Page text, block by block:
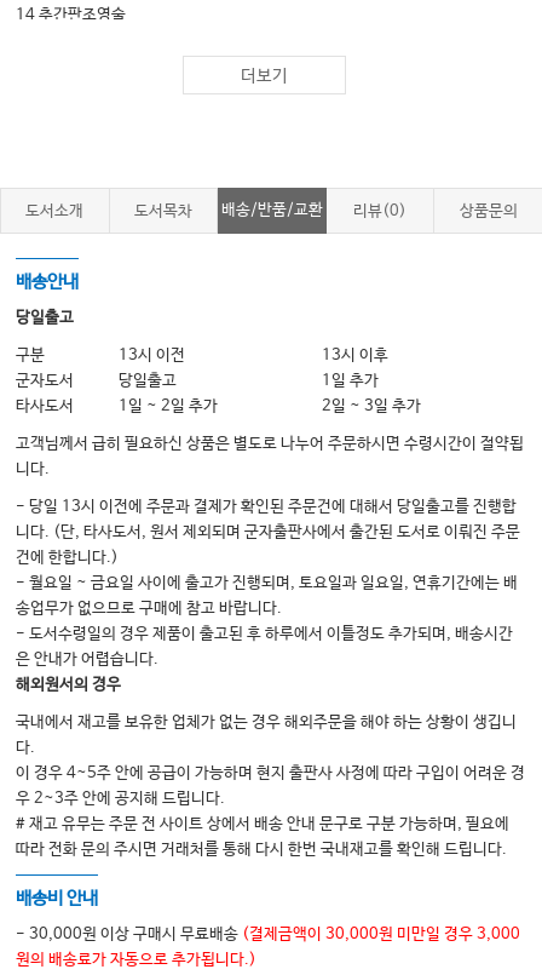
14 추간판조영술
Part 3. 척추통증의 고급 시술
17 경피적 척추성형술과 척추후굴풍선 복원술
19 내시경수술
Part 4. 초음파 유도 척추치료
20 초음파를 이용한 척추치료의 개론
22 흉추의 초음파 검사 및 초음파 유도하 주사 치료
23 요추의 초음파 검사 및 초음파 유도하 주사 치료
24 천추의 초음파 검사 및 초음파 유도하 주사 치료
Part 5. 증식치료
25 증식치료의 개론
26 경추부의 증식치료
27 요추부의 증식치료
Part 6. 충격파 치료
28 체외충격파 치료의 개론
29 척추 체외충격파 치료의 실제
Part 7. 도수치료
더보기
도서소개 도서목차 배송/반품/교환 리뷰(0) 상품문의
배송안내
당일출고
구분 13시 이전
13시 이후
군자도서
당일출고
1일 추가
타사도서
1일 ~ 2일 추가 2일 ~ 3일 추가
고객님께서 급히 필요하신 상품은 별도로 나누어 주문하시면 수령시간이 절약됩
니다.
- 당일 13시 이전에 주문과 결제가 확인된 주문건에 대해서 당일출고를 진행합
니다. (단, 타사도서, 원서 제외되며 군자출판사에서 출간된 도서로 이뤄진 주문
건에 한합니다.)
- 월요일 ~ 금요일 사이에 출고가 진행되며, 토요일과 일요일, 연휴기간에는 배
송업무가 없으므로 구매에 참고 바랍니다.
- 도서수령일의 경우 제품이 출고된 후 하루에서 이틀정도 추가되며, 배송시간
은 안내가 어렵습니다.
해외원서의 경우
국내에서 재고를 보유한 업체가 없는 경우 해외주문을 해야 하는 상황이 생깁니
다.
이 경우 4~5주 안에 공급이 가능하며 현지 출판사 사정에 따라 구입이 어려운 경
우 2~3주 안에 공지해 드립니다.
# 재고 유무는 주문 전 사이트 상에서 배송 안내 문구로 구분 가능하며, 필요에
따라 전화 문의 주시면 거래처를 통해 다시 한번 국내재고를 확인해 드립니다.
배송비 안내
- 30,000원 이상 구매시 무료배송 (결제금액이 30,000원 미만일 경우 3,000
원의 배송료가 자동으로 추가됩니다.)